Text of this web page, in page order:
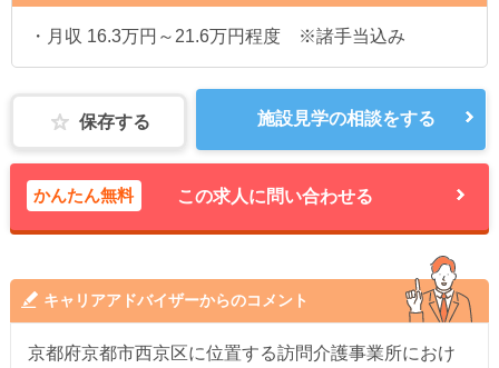
・月収 16.3万円～21.6万円程度 ※諸手当込み
保存する 施設見学の相談をする
かんたん無料 この求人に問い合わせる
キャリアアドバイザーからのコメント
京都府京都市西京区に位置する訪問介護事業所におけ